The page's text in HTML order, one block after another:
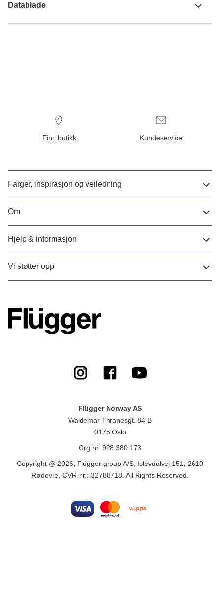
Datablade
Finn butikk Kundeservice
Farger, inspirasjon og veiledning
Om
Hjelp & informasjon
Vi støtter opp
Flügger Norway AS
Waldemar Thranesgt. 84 B
0175 Oslo
Org.nr. 928 380 173
Copyright @ 2026, Flügger group A/S, Islevdalvej 151, 2610
Rødovre, CVR-nr.: 32788718. All Rights Reserved.